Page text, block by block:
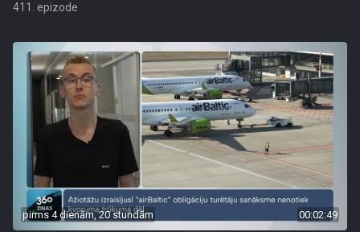
411. epizode
pirms 4 dienām, 20 stundām 00:02:49